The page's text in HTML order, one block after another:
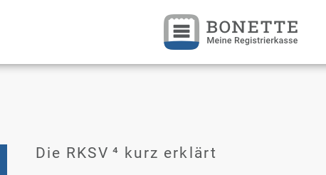
Die RKSV ⁴ kurz er­klärt